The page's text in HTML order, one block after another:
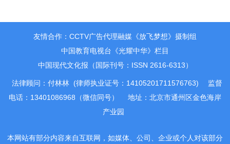
友情合作：CCTV广告代理融媒《放飞梦想》摄制组
中国教育电视台《光耀中华》栏目
中国现代文化报（国际刊号：ISSN 2616-6313）
法律顾问：付林林 (律师执业证号：14105201711576763)
监督
电话：13401086968（微信同号）
地址：北京市通州区金色海岸
产业园
本网站有部分内容来自互联网，如媒体、公司、企业或个人对该部分